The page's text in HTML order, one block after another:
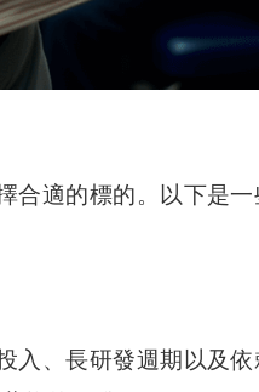
合適的標的。以下是一
入、長研發週期以及依